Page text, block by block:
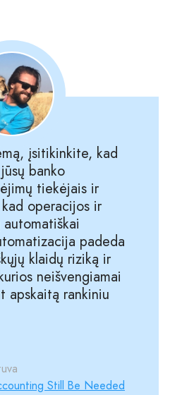
įsitikinkite, kad
banko
tiekėjais ir
operacijos ir
padeda
klaidų riziką ir
neišvengiamai
apskaitą rankiniu
Still Be Needed